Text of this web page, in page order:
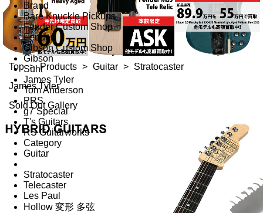
Brand
Bare Knuckle Pickups
Fender Custom Shop
Fender
Gibson Custom Shop
Gibson
Suhr
James Tyler
Tom Anderson
PRS
g7 Special
T's Guitars
RS Guitarworks
Category
Guitar
Stratocaster
Telecaster
Les Paul
Hollow 変形 多弦
Top > Products > Guitar > Stratocaster
James Tyler
Sold Out Gallery